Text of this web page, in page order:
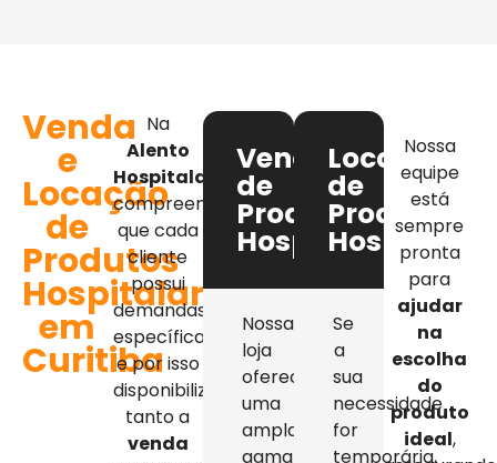
Venda
e
Locação
de
Produtos
Hospitalares
em
Curitiba
Na
Alento
Hospitalar
compreendemos
que cada
cliente
possui
demandas
específicas,
e por isso
disponibilizamos
tanto a
venda
Venda
de
Produtos
Hospitalares
Nossa
loja
oferece
uma
ampla
gama
Locação
de
Produtos
Se
a
sua
necessidade
for
temporária,
Nossa
equipe
está
sempre
pronta
para
ajudar
na
escolha
do
produto
ideal,